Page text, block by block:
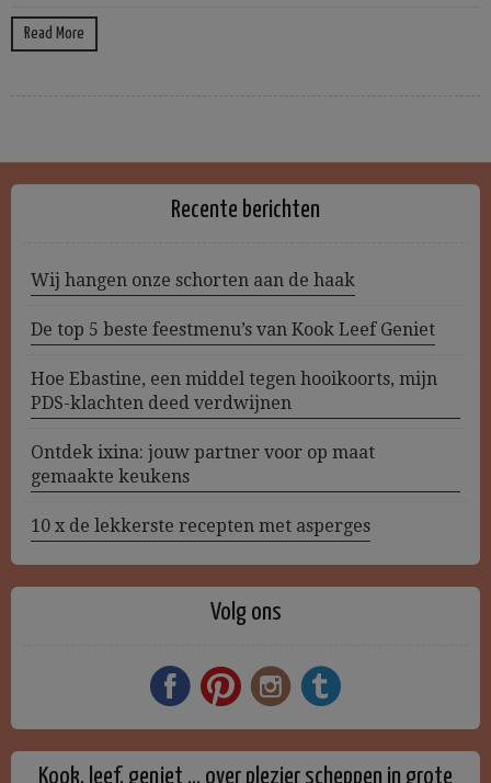
Read More
Recente berichten
Wij hangen onze schorten aan de haak
De top 5 beste feestmenu’s van Kook Leef Geniet
Hoe Ebastine, een middel tegen hooikoorts, mijn
PDS-klachten deed verdwijnen
Ontdek ixina: jouw partner voor op maat
gemaakte keukens
10 x de lekkerste recepten met asperges
Volg ons
Kook, leef, geniet … over plezier scheppen in grote